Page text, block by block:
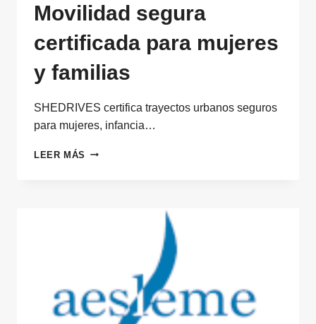
Movilidad segura
certificada para mujeres
y familias
SHEDRIVES certifica trayectos urbanos seguros
para mujeres, infancia…
LEER MÁS MOVILIDAD